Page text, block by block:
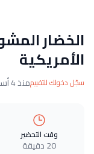
الخضار
الأمريكية
سجّل دخولك للتقييممنذ 4 أسابيع
وقت التحضير
20 دقيقة